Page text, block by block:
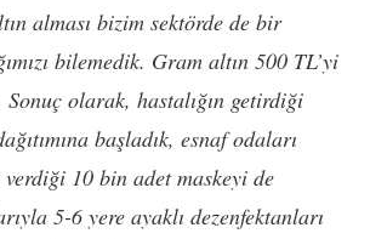
alması bizim sektörde de bir
bilemedik. Gram altın 500 TL’yi
olarak, hastalığın getirdiği
başladık, esnaf odaları
10 bin adet maskeyi de
5-6 yere ayaklı dezenfektanları